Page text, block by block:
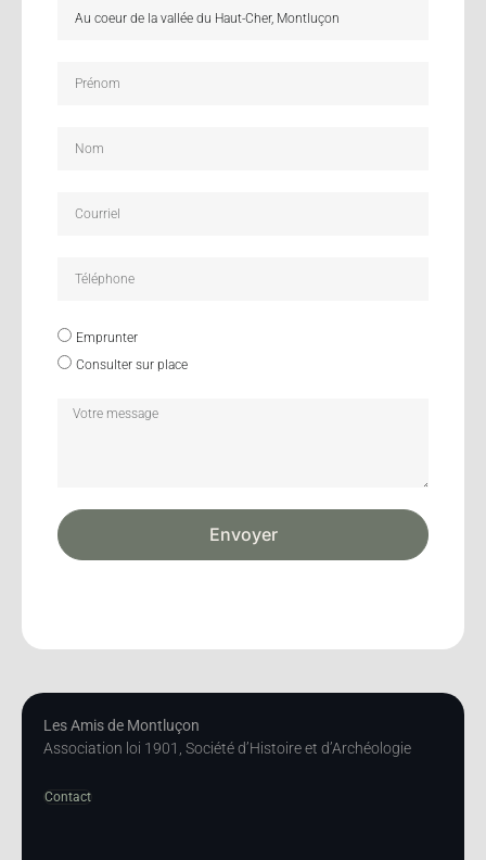
Emprunter
Consulter sur place
Envoyer
Les Amis de Montluçon
Association loi 1901, Société d’Histoire et d’Archéologie
Contact